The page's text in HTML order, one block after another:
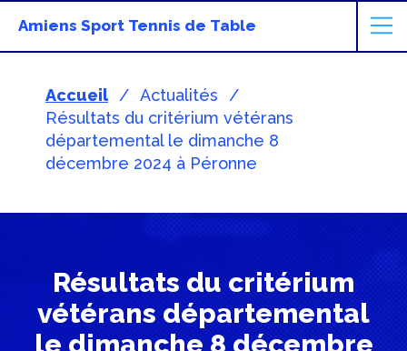
Amiens Sport Tennis de Table
Accueil
Actualités
Résultats du critérium vétérans
départemental le dimanche 8
décembre 2024 à Péronne
Résultats du critérium
vétérans départemental
le dimanche 8 décembre